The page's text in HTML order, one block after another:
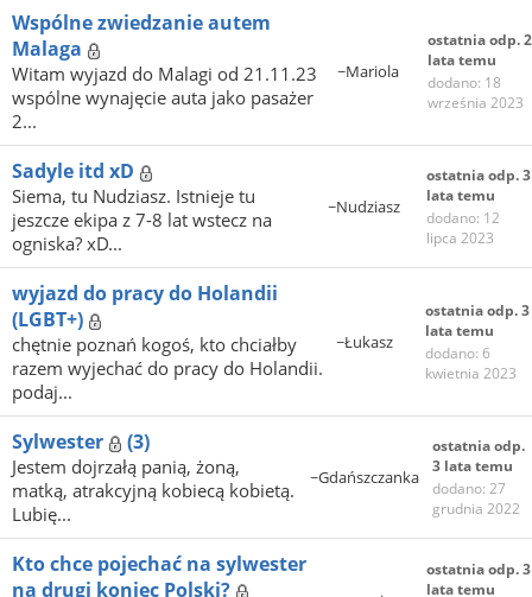
Wspólne zwiedzanie autem
Malaga
Witam wyjazd do Malagi od 21.11.23
wspólne wynajęcie auta jako pasażer
2...
~Mariola
ostatnia odp. 2
lata temu
dodano: 18
września 2023
Sadyle itd xD
Siema, tu Nudziasz. Istnieje tu
jeszcze ekipa z 7-8 lat wstecz na
ogniska? xD...
~Nudziasz
ostatnia odp. 3
lata temu
dodano: 12
lipca 2023
wyjazd do pracy do Holandii
(LGBT+)
chętnie poznań kogoś, kto chciałby
razem wyjechać do pracy do Holandii.
podaj...
~Łukasz
ostatnia odp. 3
lata temu
dodano: 6
kwietnia 2023
Sylwester (3)
Jestem dojrzałą panią, żoną,
matką, atrakcyjną kobiecą kobietą.
Lubię...
~Gdańszczanka
ostatnia odp.
3 lata temu
dodano: 27
grudnia 2022
Kto chce pojechać na sylwester
na drugi koniec Polski?
ostatnia odp. 3
lata temu